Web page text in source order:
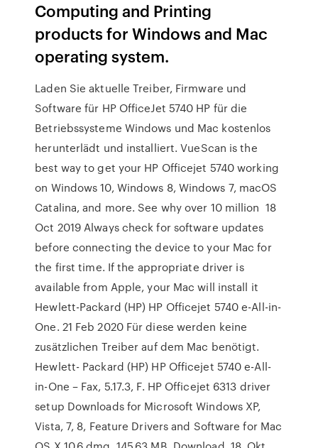
Computing and Printing
products for Windows and Mac
operating system.
Laden Sie aktuelle Treiber, Firmware und
Software für HP OfficeJet 5740 HP für die
Betriebssysteme Windows und Mac kostenlos
herunterlädt und installiert. VueScan is the
best way to get your HP Officejet 5740 working
on Windows 10, Windows 8, Windows 7, macOS
Catalina, and more. See why over 10 million 18
Oct 2019 Always check for software updates
before connecting the device to your Mac for
the first time. If the appropriate driver is
available from Apple, your Mac will install it
Hewlett-Packard (HP) HP Officejet 5740 e-All-in-
One. 21 Feb 2020 Für diese werden keine
zusätzlichen Treiber auf dem Mac benötigt.
Hewlett- Packard (HP) HP Officejet 5740 e-All-
in-One – Fax, 5.17.3, F. HP Officejet 6313 driver
setup Downloads for Microsoft Windows XP,
Vista, 7, 8, Feature Drivers and Software for Mac